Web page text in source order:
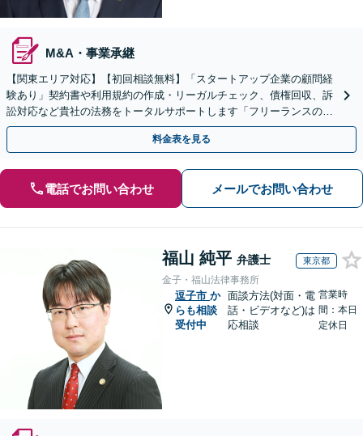
M&A・事業承継
【関東エリア対応】【初回相談無料】「スタートアップ企業の顧問経
験あり」契約書や利用規約の作成・リーガルチェック、債権回収、訴
訟対応など貴社の法務をトータルサポートします「フリーランスの顧
問対応／顧問契約月額1万円～」【休日・夜間相談可】
料金表を見る
電話でお問い合わせ メールでお問い合わせ
福山 純平 弁護士 東京都
金子・福山法律事務所
逗子市 か
らも相談
受付中
面談方法(対面・電
話・ビデオなど)は
応相談
営業時
間：本日
定休日